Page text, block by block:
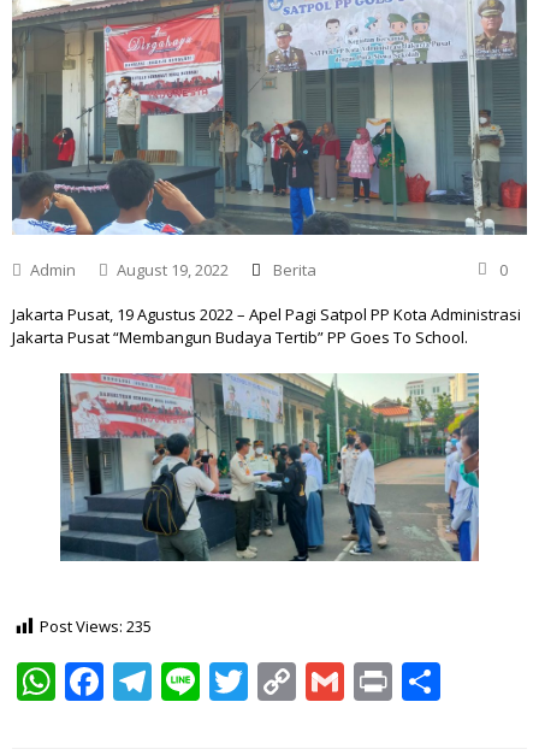
Admin August 19, 2022 Berita 0
Jakarta Pusat, 19 Agustus 2022 – Apel Pagi Satpol PP Kota Administrasi
Jakarta Pusat “Membangun Budaya Tertib” PP Goes To School.
Post Views: 235
WhatsApp
Facebook
Telegram
LineTwitter
CopyGmail
Print